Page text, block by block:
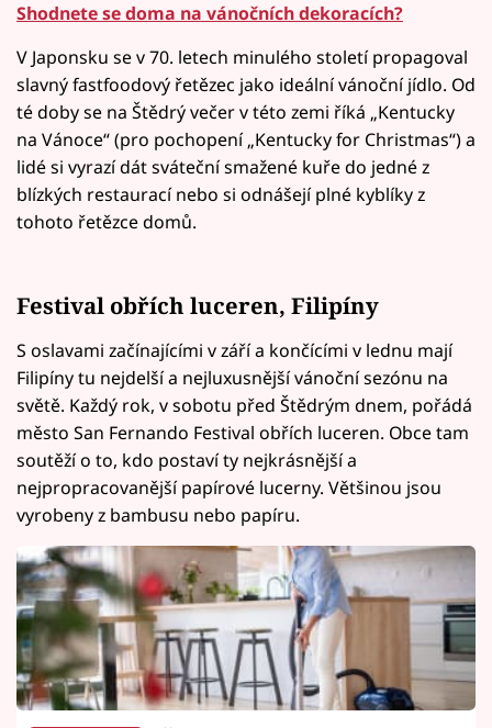
Shodnete se doma na vánočních dekoracích?
V Japonsku se v 70. letech minulého století propagoval
slavný fastfoodový řetězec jako ideální vánoční jídlo. Od
té doby se na Štědrý večer v této zemi říká „Kentucky
na Vánoce“ (pro pochopení „Kentucky for Christmas“) a
lidé si vyrazí dát sváteční smažené kuře do jedné z
blízkých restaurací nebo si odnášejí plné kyblíky z
tohoto řetězce domů.
Festival obřích luceren, Filipíny
S oslavami začínajícími v září a končícími v lednu mají
Filipíny tu nejdelší a nejluxusnější vánoční sezónu na
světě. Každý rok, v sobotu před Štědrým dnem, pořádá
město San Fernando Festival obřích luceren. Obce tam
soutěží o to, kdo postaví ty nejkrásnější a
nejpropracovanější papírové lucerny. Většinou jsou
vyrobeny z bambusu nebo papíru.